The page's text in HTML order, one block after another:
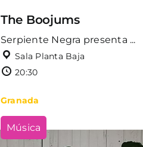
The Boojums
Serpiente Negra presenta ...
Sala Planta Baja
20:30
Granada
Música